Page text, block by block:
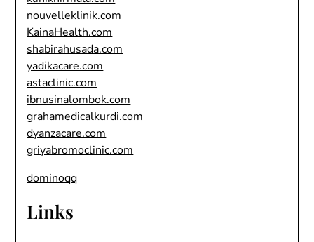
nouvelleklinik.com
KainaHealth.com
shabirahusada.com
yadikacare.com
astaclinic.com
ibnusinalombok.com
grahamedicalkurdi.com
dyanzacare.com
griyabromoclinic.com
dominoqq
Links